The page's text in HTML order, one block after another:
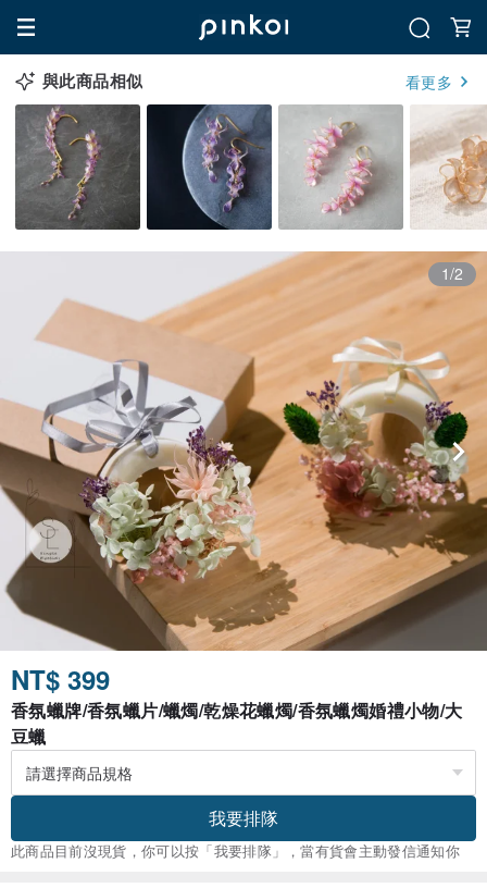
與此商品相似 看更多
1/2
NT$ 399
香氛蠟牌/香氛蠟片/蠟燭/乾燥花蠟燭/香氛蠟燭婚禮小物/大
豆蠟
我要排隊
此商品目前沒現貨，你可以按「我要排隊」，當有貨會主動發信通知你